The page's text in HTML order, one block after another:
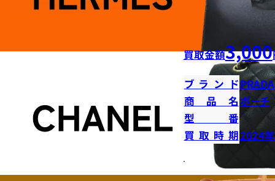
買取金額3,000
ブランドPRADA
商品名ポーチ
型番
買取時期2024